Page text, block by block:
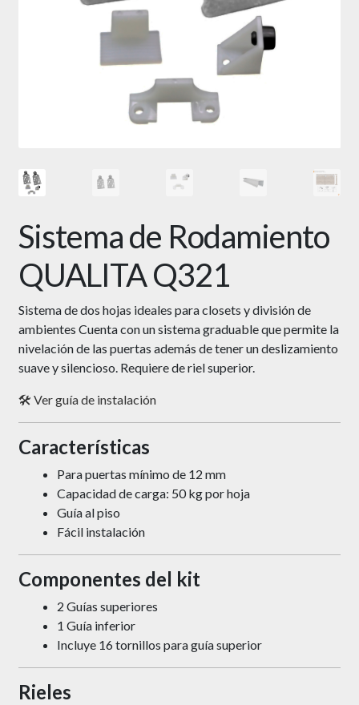
Sistema de Rodamiento
QUALITA Q321
Sistema de dos hojas ideales para closets y división de
ambientes Cuenta con un sistema graduable que permite la
nivelación de las puertas además de tener un deslizamiento
suave y silencioso. Requiere de riel superior.
🛠️ Ver guía de instalación
Características
Para puertas mínimo de 12 mm
Capacidad de carga: 50 kg por hoja
Guía al piso
Fácil instalación
Componentes del kit
2 Guías superiores
1 Guía inferior
Incluye 16 tornillos para guía superior
Rieles